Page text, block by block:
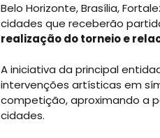
Belo Horizonte, Brasília,
cidades que receberão
realização do torneio e
A iniciativa da principal
intervenções artísticas em
competição, aproximando a
cidades.